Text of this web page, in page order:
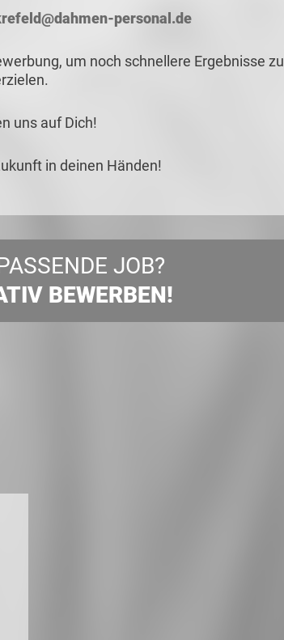
personal.de
um noch schnellere Ergebnisse zu
uns auf Dich!
in deinen Händen!
JOB?
BEWERBEN!